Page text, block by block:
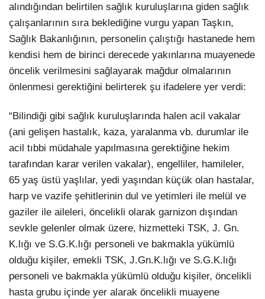
alındığından belirtilen sağlık kuruluşlarına giden sağlık
çalışanlarının sıra beklediğine vurgu yapan Taşkın,
Sağlık Bakanlığının, personelin çalıştığı hastanede hem
kendisi hem de birinci derecede yakınlarına muayenede
öncelik verilmesini sağlayarak mağdur olmalarının
önlenmesi gerektiğini belirterek şu ifadelere yer verdi:
“Bilindiği gibi sağlık kuruluşlarında halen acil vakalar
(ani gelişen hastalık, kaza, yaralanma vb. durumlar ile
acil tıbbi müdahale yapılmasına gerektiğine hekim
tarafından karar verilen vakalar), engelliler, hamileler,
65 yaş üstü yaşlılar, yedi yaşından küçük olan hastalar,
harp ve vazife şehitlerinin dul ve yetimleri ile melül ve
gaziler ile aileleri, öncelikli olarak garnizon dışından
sevkle gelenler olmak üzere, hizmetteki TSK, J. Gn.
K.lığı ve S.G.K.lığı personeli ve bakmakla yükümlü
olduğu kişiler, emekli TSK, J.Gn.K.lığı ve S.G.K.lığı
personeli ve bakmakla yükümlü olduğu kişiler, öncelikli
hasta grubu içinde yer alarak öncelikli muayene